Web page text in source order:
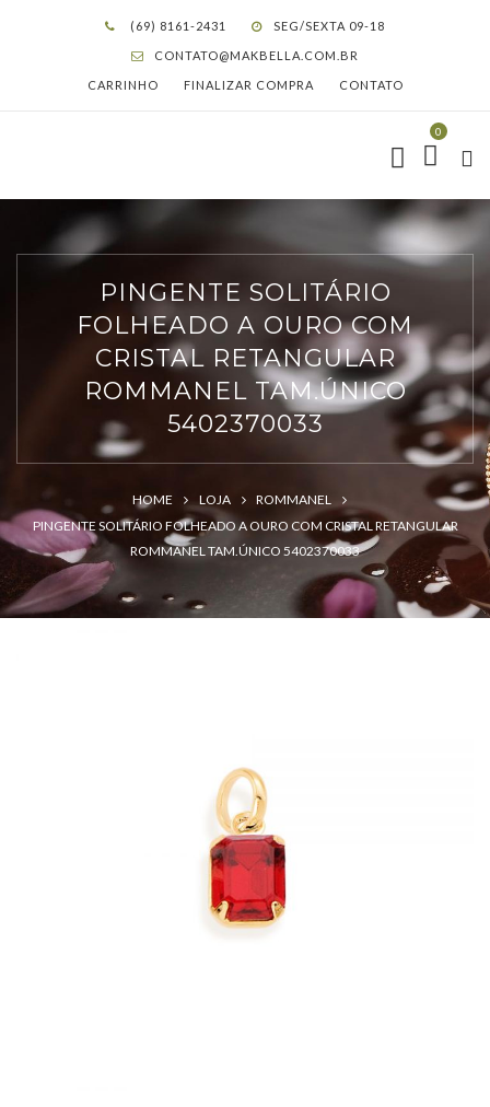
(69) 8161-2431 SEG/SEXTA 09-18
CONTATO@MAKBELLA.COM.BR
CARRINHO FINALIZAR COMPRA CONTATO
0
PINGENTE SOLITÁRIO
FOLHEADO A OURO COM
CRISTAL RETANGULAR
ROMMANEL TAM.ÚNICO
5402370033
HOME LOJA
ROMMANEL
PINGENTE SOLITÁRIO FOLHEADO A OURO COM CRISTAL RETANGULAR
ROMMANEL TAM.ÚNICO 5402370033